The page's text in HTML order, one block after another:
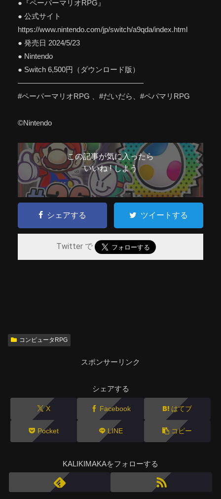
●『ペーパーマリオRPG』
● 公式サイト
https://www.nintendo.com/jp/switch/a9qda/index.html
● 発売日 2024/5/23
● Nintendo
● Switch 6,500円（ダウンロード版）
—————————————————
#ペーパーマリオRPG 、#だいだら、#ペパマリRPG
©Nintendo
この記事が気に入ったら
いいね ! しよう
シェアする ツイートする
Twitter で
コンピュータRPG
スポンサーリンク
シェアする
X Facebook はてブ
Pocket LINE コピー
KALIKIMAKAをフォローする